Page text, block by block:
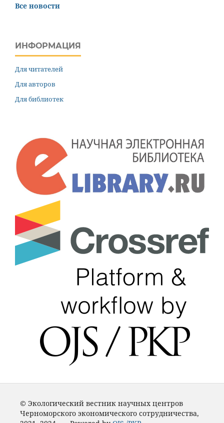
Все новости
ИНФОРМАЦИЯ
Для читателей
Для авторов
Для библиотек
© Экологический вестник научных центров
Черноморского экономического сотрудничества,